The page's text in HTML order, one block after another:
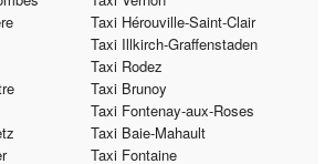
Taxi Hérouville-Saint-Clair
Taxi Illkirch-Graffenstaden
Taxi Rodez
Taxi Brunoy
Taxi Fontenay-aux-Roses
Taxi Baie-Mahault
Taxi Fontaine